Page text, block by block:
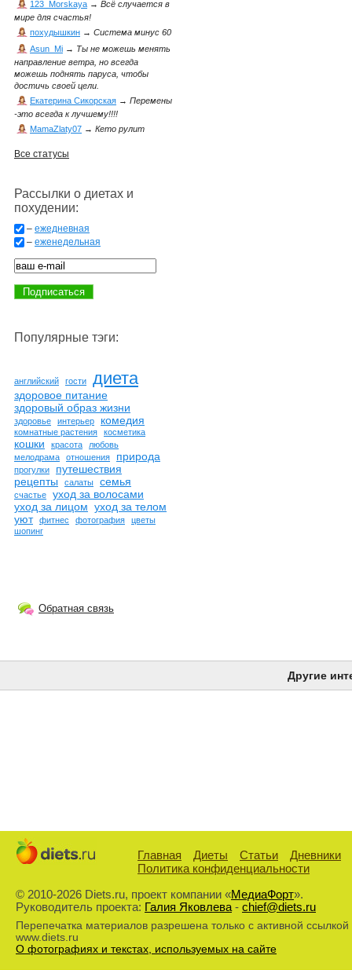
123_Morskaya → Всё случается в
мире для счастья!
похудышкин → Система минус 60
Asun_Mi → Ты не можешь менять
направление ветра, но всегда
можешь поднять паруса, чтобы
достичь своей цели.
Екатерина Сикорская → Перемены
-это всегда к лучшему!!!!
MamaZlaty07 → Кето рулит
Все статусы
Рассылки о диетах и
похудении:
– ежедневная
– еженедельная
Популярные тэги:
английский гости диета
здоровое питание
здоровый образ жизни
здоровье интерьер комедия
комнатные растения косметика
кошки красота
любовь
мелодрама
отношения природа
прогулки
путешествия
рецепты
салаты семья
счастье
уход за волосами
уход за лицом уход за телом
уют
фитнес фотография
цветы
шопинг
Обратная связь
Другие
Главная Диеты Статьи
Дневники
Политика конфиденциальности
© 2010-2026 Diets.ru, проект компании «МедиаФорт».
Руководитель проекта: Галия Яковлева- chief@diets.ru
Перепечатка материалов разрешена только с активной ссылкой
www.diets.ru
О фотографиях и текстах, используемых на сайте